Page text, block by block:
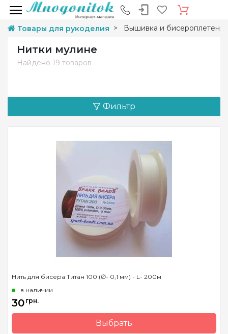
Товары для рукоделия Вышивка и
Нитки мулине
Найдено 19 товаров
Фильтр
Нить для бисера Титан 100 (∅- 0,1 мм) - L- 200м
в наличии
30 грн.
Выбрать